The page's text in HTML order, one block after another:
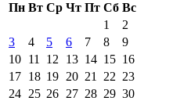
Пн Вт Ср Чт Пт Сб Вс
1
2
3
4 5 6 7 8
9
10 11 12 13 14 15 16
17 18 19 20 21 22 23
24 25 26 27 28 29 30